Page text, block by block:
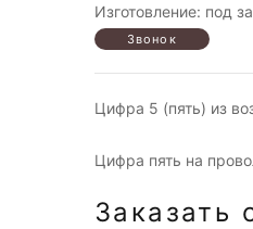
Изготовление: под
Цифра 5 (пять) из
Цифра пять на
Заказать